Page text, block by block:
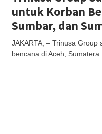
untuk Korban
Sumbar, dan
JAKARTA, – Trinusa
bencana di Aceh,